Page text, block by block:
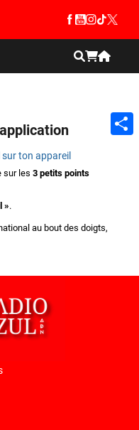
sur ton appareil
sur les 3 petits points
».
au bout des doigts,